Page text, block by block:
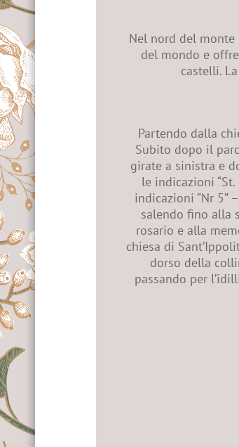
Nel nord del
del mondo e
castelli.
Partendo dalla
Subito dopo il
girate a sinistra e
le indicazioni
indicazioni “Nr 5”
salendo fino alla
rosario e alla
chiesa di
dorso della
passando per